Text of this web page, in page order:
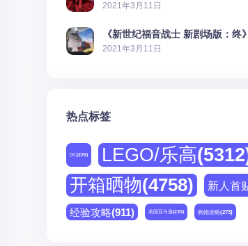
2021年3月11日
《新世纪福音战士 新剧场版：终
2021年3月11日
热点标签
DC(225) LEGO/乐高
开箱晒物(4758) 新人首
经验攻略(911) 美国亚马逊(230) 购物攻略(273)